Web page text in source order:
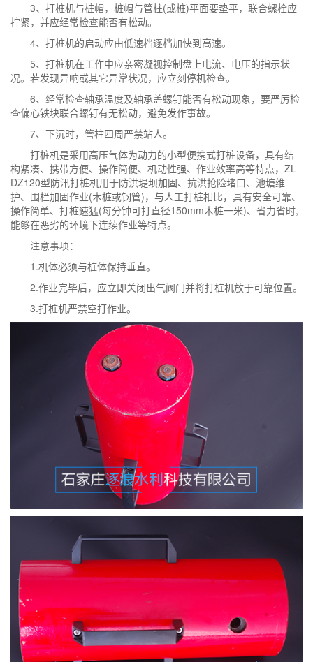
3、打桩机与桩帽，桩帽与管柱(或桩)平面要垫平，联合螺栓应
拧紧，并应经常检查能否有松动。
4、打桩机的启动应由低速档逐档加快到高速。
5、打桩机在工作中应亲密凝视控制盘上电流、电压的指示状
况。若发现异响或其它异常状况，应立刻停机检查。
6、经常检查轴承温度及轴承盖螺钉能否有松动现象，要严厉检
查偏心铁块联合螺钉有无松动，避免发作事故。
7、下沉时，管柱四周严禁站人。
打桩机是采用高压气体为动力的小型便携式打桩设备，具有结
构紧凑、携带方便、操作简便、机动性强、作业效率高等特点，ZL-
DZ120型防汛打桩机用于防洪堤坝加固、抗洪抢险堵口、池塘维
护、围栏加固作业(木桩或钢管)，与人工打桩相比，具有安全可靠、
操作简单、打桩速猛(每分钟可打直径150mm木桩一米)、省力省时,
能够在恶劣的环境下连续作业等特点。
注意事项：
1.机体必须与桩体保持垂直。
2.作业完毕后，应立即关闭出气阀门并将打桩机放于可靠位置。
3.打桩机严禁空打作业。